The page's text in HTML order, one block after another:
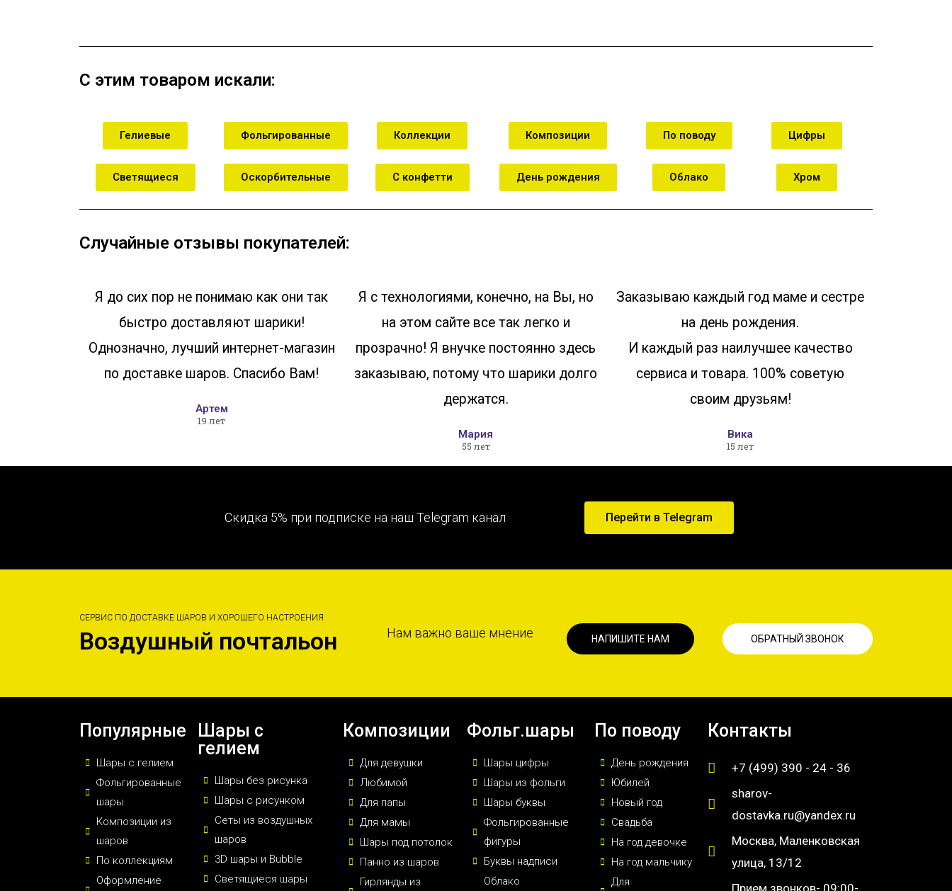
С этим товаром искали:
Гелиевые
Светящиеся
Фольгированные
Оскорбительные
Коллекции
С конфетти
Композиции
День рождения
По поводу
Облако
Цифры
Хром
Случайные отзывы покупателей:
Я до сих пор не понимаю как они так
быстро доставляют шарики!
Однозначно, лучший интернет-магазин
по доставке шаров. Спасибо Вам!
Артем
19 лет
Я с технологиями, конечно, на Вы, но
на этом сайте все так легко и
прозрачно! Я внучке постоянно здесь
заказываю, потому что шарики долго
держатся.
Мария
55 лет
Заказываю каждый год маме и сестре
на день рождения.
И каждый раз наилучшее качество
сервиса и товара. 100% советую
своим друзьям!
Вика
15 лет
Скидка 5% при подписке на наш Telegram канал Перейти в Telegram
СЕРВИС ПО ДОСТАВКЕ ШАРОВ И ХОРОШЕГО НАСТРОЕНИЯ
Воздушный почтальон Нам важно ваше мнение НАПИШИТЕ НАМ ОБРАТНЫЙ ЗВОНОК
Популярные
Шары с гелием
Фольгированные
шары
Композиции из
шаров
По коллекциям
Оформление
Шары с
гелием
Шары без рисунка
Шары с рисунком
Сеты из воздушных
шаров
3D шары и Bubble
Светящиеся шары
Композиции
Для девушки
Любимой
Для папы
Для мамы
Шары под потолок
Панно из шаров
Гирлянды из
Фольг.шары
Шары цифры
Шары из фольги
Шары буквы
Фольгированные
фигуры
Буквы надписи
Облако
По поводу
День рождения
Юбилей
Новый год
Свадьба
На год девочке
На год мальчику
Для
Контакты
+7 (499) 390 - 24 - 36
sharov-
dostavka.ru@yandex.ru
Москва, Маленковская
улица, 13/12
Прием звонков- 09:00-